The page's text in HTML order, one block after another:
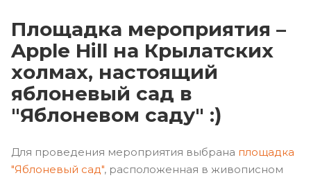
Площадка мероприятия –
Apple Hill на Крылатских
холмах, настоящий
яблоневый сад в
"Яблоневом саду" :)
Для проведения мероприятия выбрана площадка
"Яблоневый сад", расположенная в живописном